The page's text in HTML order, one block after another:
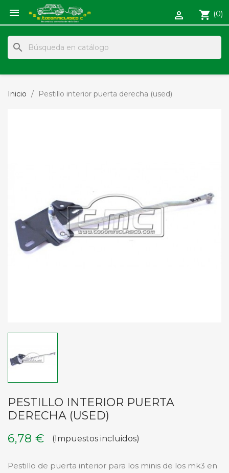
 shopping_cart (0)

search
Inicio Pestillo interior puerta derecha (used)
PESTILLO INTERIOR PUERTA
DERECHA (USED)
6,78 €
(Impuestos incluidos)
Pestillo de puerta interior para los minis de los mk3 en